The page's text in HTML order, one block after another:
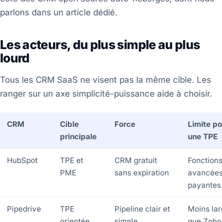
parlons dans un article dédié.
Les acteurs, du plus simple au plus
lourd
Tous les CRM SaaS ne visent pas la même cible. Les
ranger sur un axe simplicité-puissance aide à choisir.
CRM
Cible
principale
Force
Limite
une TPE
HubSpot
TPE et
PME
CRM gratuit
sans expiration
Fonctions
payantes
Pipedrive
TPE
Pipeline clair et
Moins